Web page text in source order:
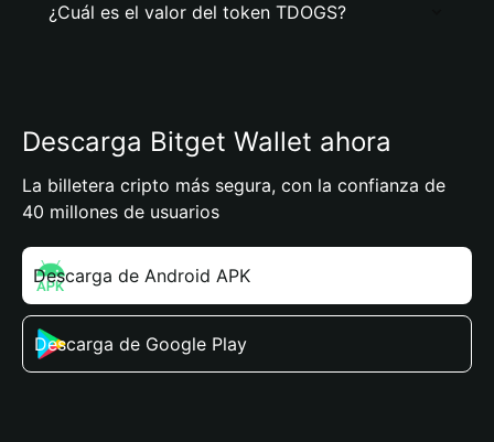
¿Cuál es el valor del token TDOGS?
Descarga Bitget Wallet ahora
La billetera cripto más segura, con la confianza de
40 millones de usuarios
Descarga de Android APK
Descarga de Google Play